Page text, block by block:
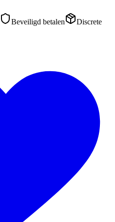
Beveiligd betalen
Discrete